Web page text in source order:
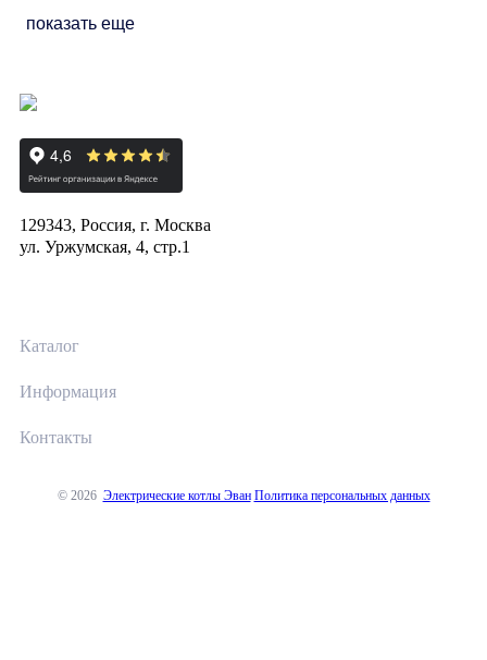
показать еще
129343, Россия, г. Москва
ул. Уржумская, 4, стр.1
Каталог
Информация
Контакты
© 2026 Электрические котлы Эван Политика персональных данных